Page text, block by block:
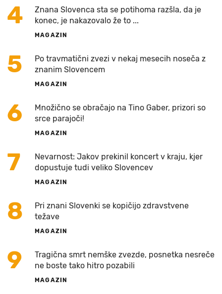
4
Znana Slovenca sta se potihoma razšla, da je
konec, je nakazovalo že to ...
MAGAZIN
5
Po travmatični zvezi v nekaj mesecih noseča z
znanim Slovencem
MAGAZIN
6
Množično se obračajo na Tino Gaber, prizori so
srce parajoči!
MAGAZIN
7
Nevarnost: Jakov prekinil koncert v kraju, kjer
dopustuje tudi veliko Slovencev
MAGAZIN
8
Pri znani Slovenki se kopičijo zdravstvene
težave
MAGAZIN
9
Tragična smrt nemške zvezde, posnetka nesreče
ne boste tako hitro pozabili
MAGAZIN